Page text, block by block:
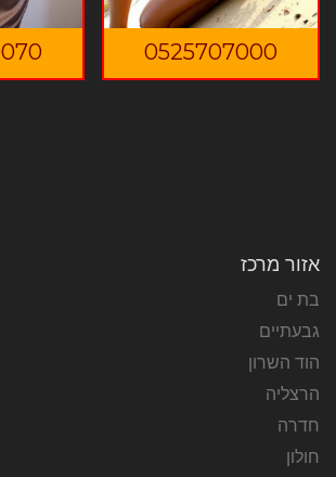
0525707000
אזור מרכז
בת ים
גבעתיים
הוד השרון
הרצליה
חדרה
חולון